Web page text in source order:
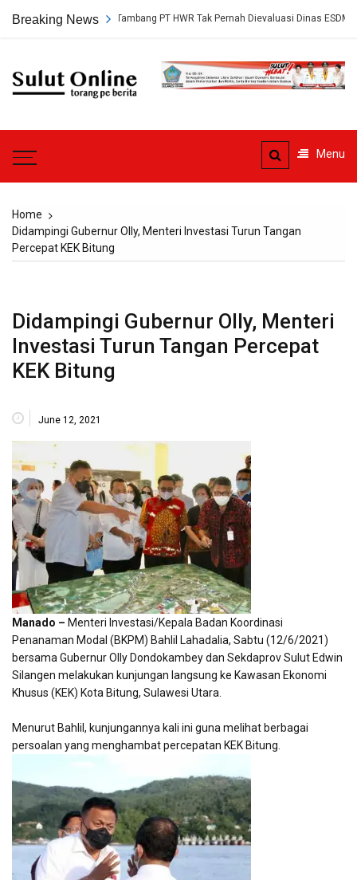
Breaking News
Persetujuan Tambang PT HWR Tak Pernah Dievaluasi Dinas ESDM
Sulut
Menu
Home
Didampingi Gubernur Olly, Menteri Investasi Turun Tangan
Percepat KEK Bitung
Didampingi Gubernur Olly, Menteri
Investasi Turun Tangan Percepat
KEK Bitung
June 12, 2021
Manado – Menteri Investasi/Kepala Badan Koordinasi
Penanaman Modal (BKPM) Bahlil Lahadalia, Sabtu (12/6/2021)
bersama Gubernur Olly Dondokambey dan Sekdaprov Sulut Edwin
Silangen melakukan kunjungan langsung ke Kawasan Ekonomi
Khusus (KEK) Kota Bitung, Sulawesi Utara.
Menurut Bahlil, kunjungannya kali ini guna melihat berbagai
persoalan yang menghambat percepatan KEK Bitung.